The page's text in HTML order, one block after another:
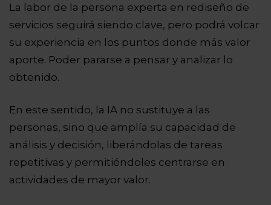
La labor de la persona experta en rediseño de
servicios seguirá siendo clave, pero podrá volcar
su experiencia en los puntos donde más valor
aporte. Poder pararse a pensar y analizar lo
obtenido.
En este sentido, la IA no sustituye a las
personas, sino que amplía su capacidad de
análisis y decisión, liberándolas de tareas
repetitivas y permitiéndoles centrarse en
actividades de mayor valor.